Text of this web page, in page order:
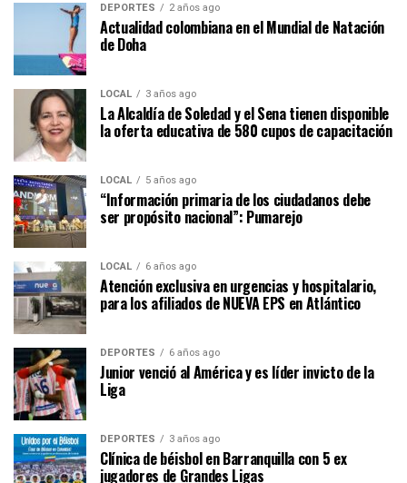
DEPORTES 2 años ago
Actualidad colombiana en el Mundial de Natación
de Doha
LOCAL 3 años ago
La Alcaldía de Soledad y el Sena tienen disponible
la oferta educativa de 580 cupos de capacitación
LOCAL 5 años ago
“Información primaria de los ciudadanos debe
ser propósito nacional”: Pumarejo
LOCAL 6 años ago
Atención exclusiva en urgencias y hospitalario,
para los afiliados de NUEVA EPS en Atlántico
DEPORTES 6 años ago
Junior venció al América y es líder invicto de la
Liga
DEPORTES 3 años ago
Clínica de béisbol en Barranquilla con 5 ex
jugadores de Grandes Ligas